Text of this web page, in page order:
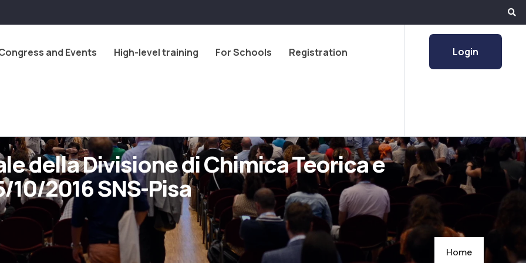
and Events High-level training For Schools Registration Login
della Divisione di Chimica Teorica e
2016 SNS-Pisa
Home